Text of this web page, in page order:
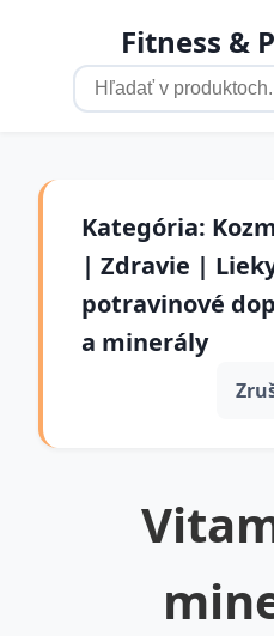
Fitness &
Kategória:
| Zdravie |
potravinové
a minerály